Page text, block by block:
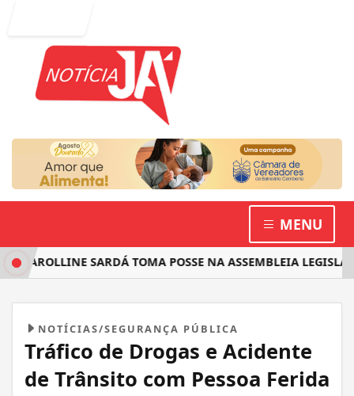
MENU
SARDÁ TOMA POSSE NA ASSEMBLEIA
NOTÍCIAS/SEGURANÇA PÚBLICA
Tráfico de Drogas e Acidente
de Trânsito com Pessoa Ferida